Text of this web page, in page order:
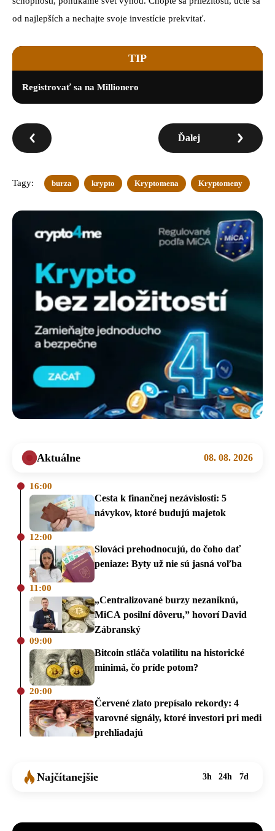
od najlepších a nechajte svoje investície prekvitať.
TIP
Registrovať sa na Millionero
Ďalej
Tagy: burza krypto Kryptomena Kryptomeny
Aktuálne 08. 08. 2026
16:00
Cesta k finančnej nezávislosti: 5
návykov, ktoré budujú majetok
12:00
Slováci prehodnocujú, do čoho dať
peniaze: Byty už nie sú jasná voľba
11:00
„Centralizované burzy nezaniknú,
MiCA posilní dôveru,” hovorí David
Zábranský
09:00
Bitcoin stláča volatilitu na historické
minimá, čo príde potom?
20:00
Červené zlato prepísalo rekordy: 4
varovné signály, ktoré investori pri medi
prehliadajú
Najčítanejšie 3h 24h 7d